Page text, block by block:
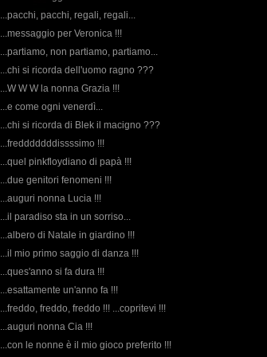
...pacchi, pacchi, regali, regali...
...messaggio per Veronica !!!
...partiamo, non partiamo, partiamo...
...chi si ricorda dell'uomo ragno ???
...W W W la nonna Grazia !!!
...e come ogni venerdì...
...chi si ricorda di Blek il macigno ???
...fredddddddissssimo !!!
...quel pinkfloydiano di papà !!!
...due genitori fenomeni !!!
...auguri nonna Lucia !!!
...il paradiso sta in un sorriso...
...albero di Natale in giardino !!!
...il mio primo saggio di danza !!!
...ques'anno si fa dura !!!
...esattamente un'anno fa !!!
...freddo, freddo, freddo !!! ...copritevi !!!
...auguri nonna Cia !!!
...con le nonne è il mio gioco preferito !!!